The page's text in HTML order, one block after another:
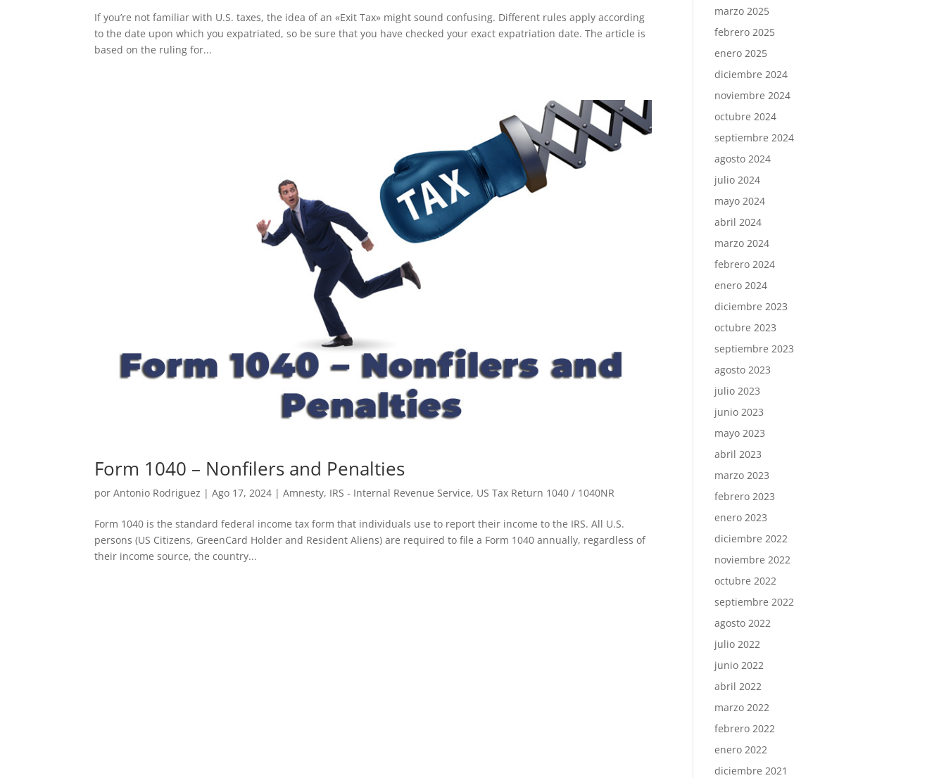
If you’re not familiar with U.S. taxes, the idea of an «Exit Tax» might sound confusing. Different rules apply according
to the date upon which you expatriated, so be sure that you have checked your exact expatriation date. The article is
based on the ruling for...
Form 1040 – Nonfilers and Penalties
porAntonio Rodriguez |Ago 17, 2024 |Amnesty, IRS - Internal Revenue Service, US Tax Return 1040 / 1040NR
Form 1040 is the standard federal income tax form that individuals use to report their income to the IRS. All U.S.
persons (US Citizens, GreenCard Holder and Resident Aliens) are required to file a Form 1040 annually, regardless of
their income source, the country...
marzo 2025
febrero 2025
enero 2025
diciembre 2024
noviembre 2024
octubre 2024
septiembre 2024
agosto 2024
julio 2024
mayo 2024
abril 2024
marzo 2024
febrero 2024
enero 2024
diciembre 2023
octubre 2023
septiembre 2023
agosto 2023
julio 2023
junio 2023
mayo 2023
abril 2023
marzo 2023
febrero 2023
enero 2023
diciembre 2022
noviembre 2022
octubre 2022
septiembre 2022
agosto 2022
julio 2022
junio 2022
abril 2022
marzo 2022
febrero 2022
enero 2022
diciembre 2021